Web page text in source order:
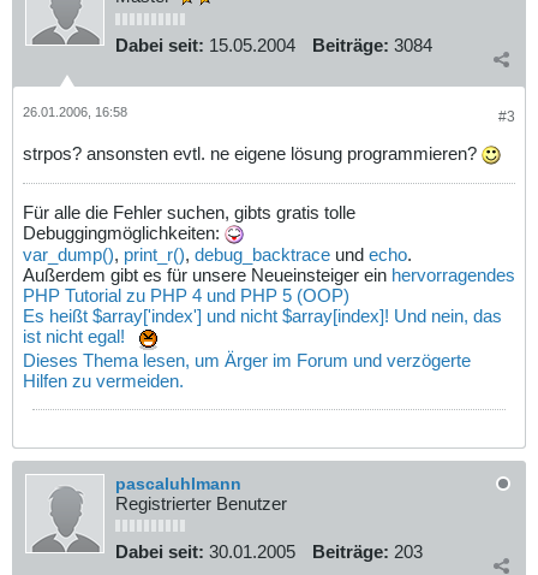
Dabei seit: 15.05.2004 Beiträge: 3084
#3
26.01.2006, 16:58
strpos? ansonsten evtl. ne eigene lösung programmieren?
Für alle die Fehler suchen, gibts gratis tolle
Debuggingmöglichkeiten:
var_dump(), print_r(), debug_backtrace und echo.
Außerdem gibt es für unsere Neueinsteiger ein hervorragendes
PHP Tutorial zu PHP 4 und PHP 5 (OOP)
Es heißt $array['index'] und nicht $array[index]! Und nein, das
ist nicht egal!
Dieses Thema lesen, um Ärger im Forum und verzögerte
Hilfen zu vermeiden.
pascaluhlmann
Registrierter Benutzer
Dabei seit: 30.01.2005 Beiträge: 203